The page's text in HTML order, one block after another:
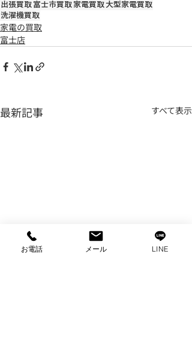
出張買取 富士市買取 家電買取大型家電買取
洗濯機買取
家電の買取
富士店
最新記事 すべて表示
お電話 メール LINE